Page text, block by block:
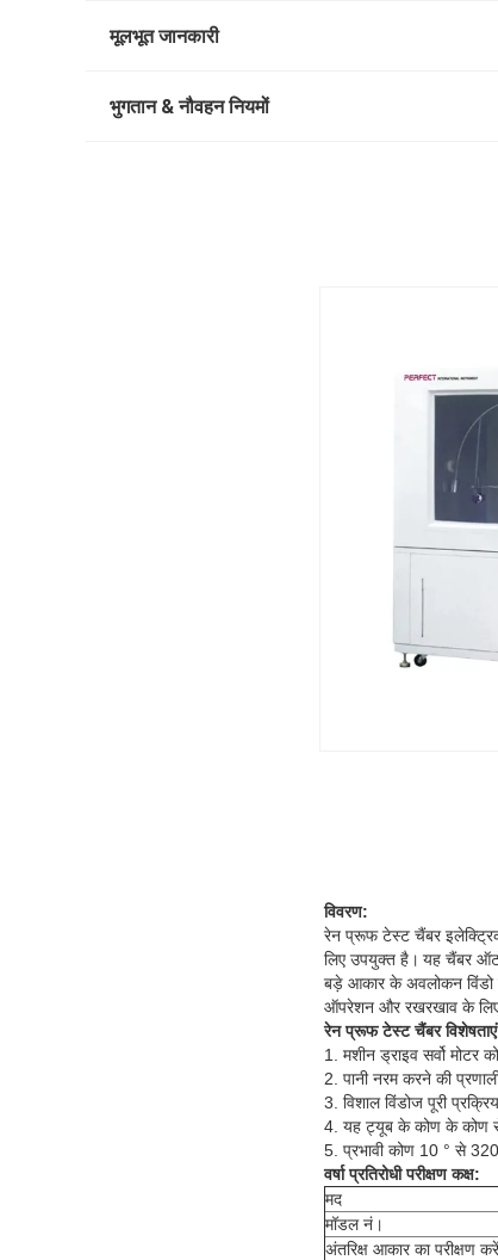
मूलभूत जानकारी
भुगतान & नौवहन नियमों
विवरण:
रेन प्रूफ टेस्ट चैंबर
लिए उपयुक्त है। यह चैंबर
बड़े आकार के अवलोकन विंडो
ऑपरेशन और रखरखाव के
रेन प्रूफ टेस्ट चैंबर
1. मशीन ड्राइव सर्वो मोटर
2. पानी नरम करने की
3. विशाल विंडोज पूरी
4. यह ट्यूब के कोण के कोण से
5. प्रभावी कोण 10 ° से
वर्षा प्रतिरोधी परीक्षण कक्ष:
मद
मॉडल नं।
अंतरिक्ष आकार का परीक्षण करें